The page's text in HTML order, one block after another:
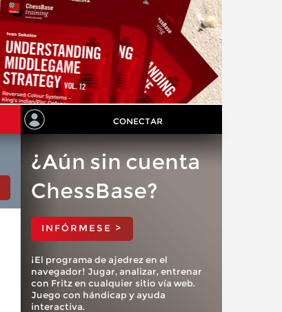
CONECTAR
¿Aún sin cuenta
ChessBase?
INFÓRMESE >
¡El programa de ajedrez en el
navegador! Jugar, analizar, entrenar
con Fritz en cualquier sitio vía web.
Juego con hándicap y ayuda
interactiva.